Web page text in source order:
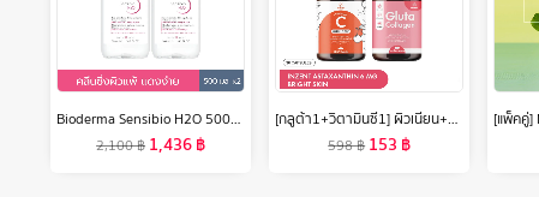
Bioderma Sensibio H2O 500ml x2 (Twin Pack) คลีนซิ่งเช็ดทำความสะอาดผิวหน้า สำหรับผิวแพ้ ระคายง่าย
2,100฿ 1,436฿
[กลูต้า1+วิตามินซี1] ผิวเนียน+ป้องกันUV เสริมภูมิ ดูแลผิว ปรับผิวกระจ่างใส ผิว ใส อินเซ้นส์ INZENT ส่งฟรี
598฿ 153 ฿